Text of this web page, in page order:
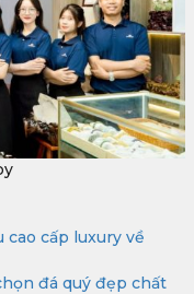
cao cấp luxury về
đá quý đẹp chất